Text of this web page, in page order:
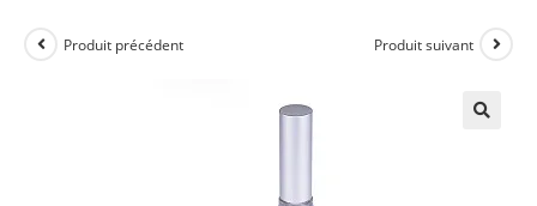
Produit précédent Produit suivant